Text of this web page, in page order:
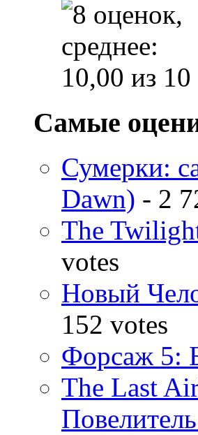
Самые
Сумерки:
Dawn) - 2
The
votes
Новый
152 votes
Форсаж 5:
The Last